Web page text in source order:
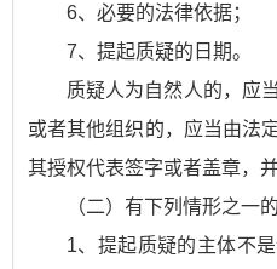
6、必要的法律依据；
7、提起质疑的日期。
质疑人为自然人的，应
或者其他组织的，应当由法
其授权代表签字或者盖章，
（二）有下列情形之一
1、提起质疑的主体不